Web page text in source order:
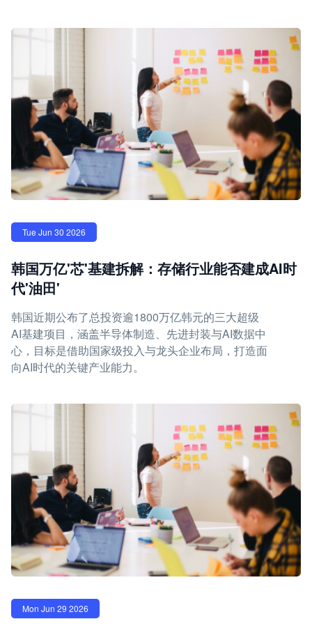
Tue Jun 30 2026
韩国万亿'芯'基建拆解：存储行业能否建成AI时
代'油田'
韩国近期公布了总投资逾1800万亿韩元的三大超级
AI基建项目，涵盖半导体制造、先进封装与AI数据中
心，目标是借助国家级投入与龙头企业布局，打造面
向AI时代的关键产业能力。
Mon Jun 29 2026